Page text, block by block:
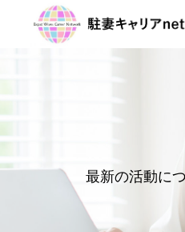
最新の活動につ